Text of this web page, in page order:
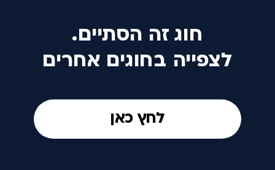
חוג זה הסתיים.
לצפייה בחוגים אחרים
לחץ כאן